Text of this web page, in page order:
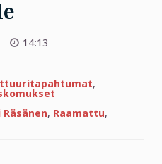
14:13
,
Räsänen, Raamattu,